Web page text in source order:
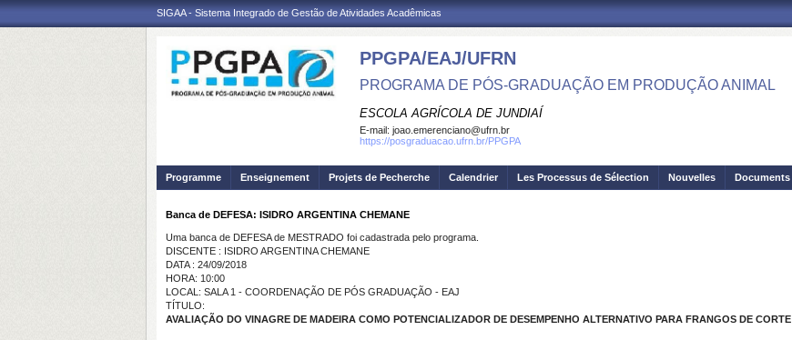
SIGAA - Sistema Integrado de Gestão de Atividades Acadêmicas
PPGPA/EAJ/UFRN
PROGRAMA DE PÓS-GRADUAÇÃO EM PRODUÇÃO ANIMAL
ESCOLA AGRÍCOLA DE JUNDIAÍ
E-mail: joao.emerenciano@ufrn.br
https://posgraduacao.ufrn.br/PPGPA
Programme Enseignement Projets de Pecherche Calendrier Les Processus de Sélection Nouvelles Documents
Banca de DEFESA: ISIDRO ARGENTINA CHEMANE
Uma banca de DEFESA de MESTRADO foi cadastrada pelo programa.
DISCENTE : ISIDRO ARGENTINA CHEMANE
DATA : 24/09/2018
HORA: 10:00
LOCAL: SALA 1 - COORDENAÇÃO DE PÓS GRADUAÇÃO - EAJ
TÍTULO:
AVALIAÇÃO DO VINAGRE DE MADEIRA COMO POTENCIALIZADOR DE DESEMPENHO ALTERNATIVO PARA FRANGOS DE CORTE